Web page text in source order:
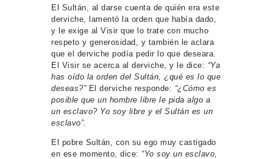
El Sultán, al darse cuenta de quién era este
derviche, lamentó la orden que había dado,
y le exige al Visir que lo trate con mucho
respeto y generosidad, y también le aclara
que el derviche podía pedir lo que deseara.
El Visir se acerca al derviche, y le dice: “Ya
has oído la orden del Sultán, ¿qué es lo que
deseas?” El derviche responde: “¿Cómo es
posible que un hombre libre le pida algo a
un esclavo? Yo soy libre y el Sultán es un
esclavo”.
El pobre Sultán, con su ego muy castigado
en ese momento, dice: “Yo soy un esclavo,